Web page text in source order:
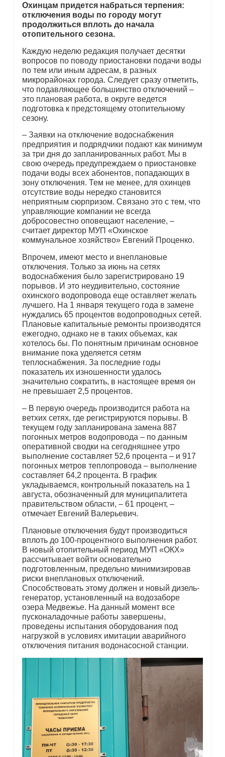
Охинцам придется набраться терпения:
отключения воды по городу могут
продолжиться вплоть до начала
отопительного сезона.
Каждую неделю редакция получает десятки
вопросов по поводу приостановки подачи воды
по тем или иным адресам, в разных
микрорайонах города. Следует сразу отметить,
что подавляющее большинство отключений –
это плановая работа, в округе ведется
подготовка к предстоящему отопительному
сезону.
– Заявки на отключение водоснабжения
предприятия и подрядчики подают как минимум
за три дня до запланированных работ. Мы в
свою очередь предупреждаем о приостановке
подачи воды всех абонентов, попадающих в
зону отключения. Тем не менее, для охинцев
отсутствие воды нередко становится
неприятным сюрпризом. Связано это с тем, что
управляющие компании не всегда
добросовестно оповещают население, –
считает директор МУП «Охинское
коммунальное хозяйство» Евгений Проценко.
Впрочем, имеют место и внеплановые
отключения. Только за июнь на сетях
водоснабжения было зарегистрировано 19
порывов. И это неудивительно, состояние
охинского водопровода еще оставляет желать
лучшего. На 1 января текущего года в замене
нуждались 65 процентов водопроводных сетей.
Плановые капитальные ремонты производятся
ежегодно, однако не в таких объемах, как
хотелось бы. По понятным причинам основное
внимание пока уделяется сетям
теплоснабжения. За последние годы
показатель их изношенности удалось
значительно сократить, в настоящее время он
не превышает 2,5 процентов.
– В первую очередь производится работа на
ветхих сетях, где регистрируются порывы. В
текущем году запланирована замена 887
погонных метров водопровода – по данным
оперативной сводки на сегодняшнее утро
выполнение составляет 52,6 процента – и 917
погонных метров теплопровода – выполнение
составляет 64,2 процента. В график
укладываемся, контрольный показатель на 1
августа, обозначенный для муниципалитета
правительством области, – 61 процент, –
отмечает Евгений Валерьевич.
Плановые отключения будут производиться
вплоть до 100-процентного выполнения работ.
В новый отопительный период МУП «ОКХ»
рассчитывает войти основательно
подготовленным, предельно минимизировав
риски внеплановых отключений.
Способствовать этому должен и новый дизель-
генератор, установленный на водозаборе
озера Медвежье. На данный момент все
пусконаладочные работы завершены,
проведены испытания оборудования под
нагрузкой в условиях имитации аварийного
отключения питания водонасосной станции.